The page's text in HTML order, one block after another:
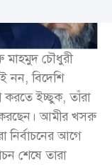
মাহমুদ চৌধুরী
নন, বিদেশি
করতে ইচ্ছুক, তাঁরা
করছেন। আমীর খসরু
নির্বাচনের আগে
শেষে তারা